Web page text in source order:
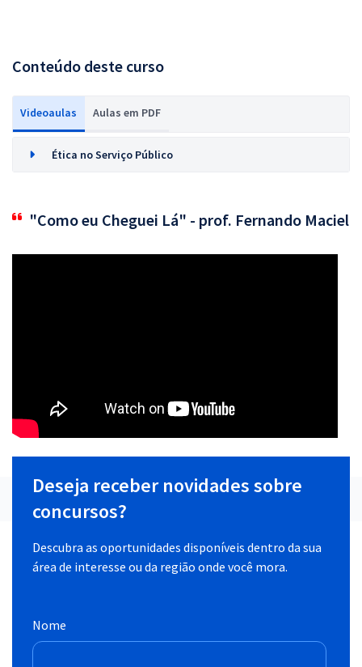
Conteúdo deste curso
Videoaulas Aulas em PDF
Ética no Serviço Público
"Como eu Cheguei Lá" - prof. Fernando Maciel
Deseja receber novidades sobre
concursos?
Descubra as oportunidades disponíveis dentro da sua
área de interesse ou da região onde você mora.
Nome